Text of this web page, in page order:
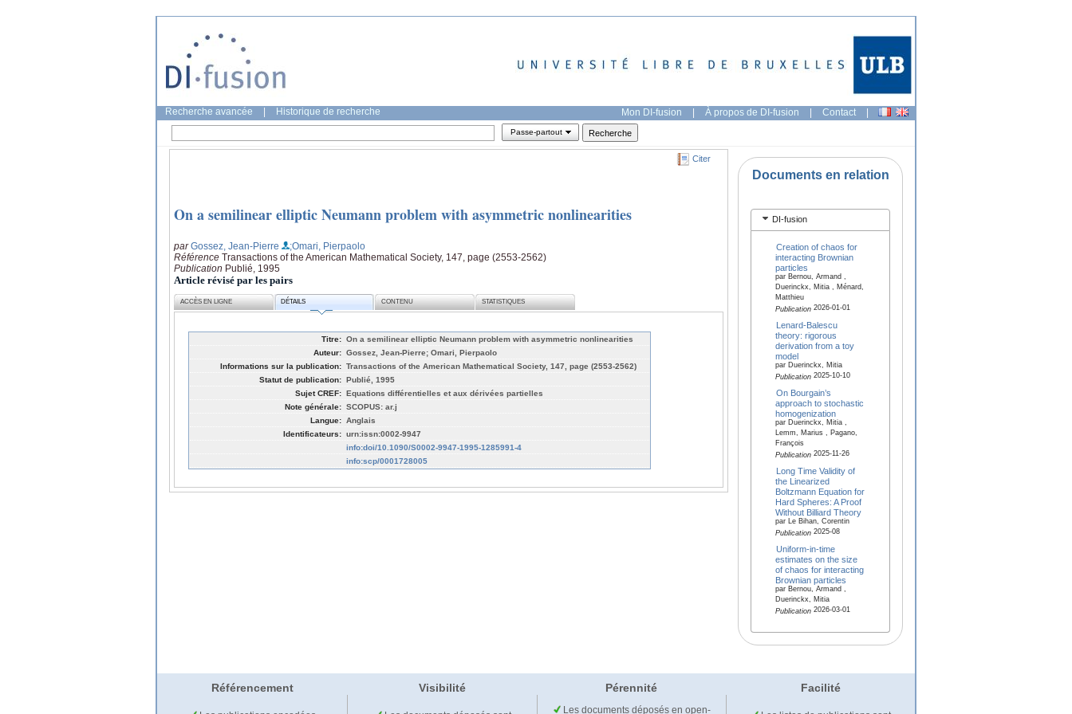
Recherche avancée Historique de recherche Mon DI-fusion | À propos de DI-fusion | Contact |
Passe-partout
Citer
On a semilinear elliptic Neumann problem with asymmetric nonlinearities
parGossez, Jean-Pierre
;Omari, Pierpaolo
Référence Transactions of the American Mathematical Society, 147, page (2553-2562)
Publication Publié, 1995
Article révisé par les pairs
ACCÈS EN LIGNE DÉTAILS CONTENU STATISTIQUES
Titre: On a semilinear elliptic Neumann problem with asymmetric nonlinearities
Auteur: Gossez, Jean-Pierre; Omari, Pierpaolo
Informations sur la publication: Transactions of the American Mathematical Society, 147, page (2553-2562)
Statut de publication: Publié, 1995
Sujet CREF: Equations différentielles et aux dérivées partielles
Note générale: SCOPUS: ar.j
Langue: Anglais
Identificateurs: urn:issn:0002-9947
info:doi/10.1090/S0002-9947-1995-1285991-4
info:scp/0001728005
Documents en relation
DI-fusion
Creation of chaos for
interacting Brownian
particles
par Bernou, Armand ,
Duerinckx, Mitia , Ménard,
Matthieu
Publication2026-01-01
Lenard-Balescu
theory: rigorous
derivation from a toy
model
par Duerinckx, Mitia
Publication2025-10-10
On Bourgain’s
approach to stochastic
homogenization
par Duerinckx, Mitia ,
Lemm, Marius , Pagano,
François
Publication2025-11-26
Long Time Validity of
the Linearized
Boltzmann Equation for
Hard Spheres: A Proof
Without Billiard Theory
par Le Bihan, Corentin
Publication2025-08
Uniform-in-time
estimates on the size
of chaos for interacting
Brownian particles
par Bernou, Armand ,
Duerinckx, Mitia
Publication2026-03-01
Référencement Visibilité Pérennité Facilité
Les documents déposés en open-